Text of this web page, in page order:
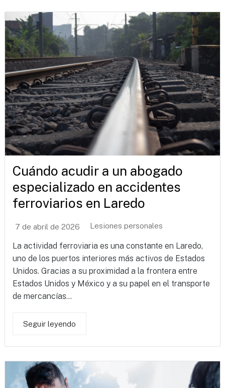
Cuándo acudir a un abogado
especializado en accidentes
ferroviarios en Laredo
7 de abril de 2026 Lesiones personales
La actividad ferroviaria es una constante en Laredo,
uno de los puertos interiores más activos de Estados
Unidos. Gracias a su proximidad a la frontera entre
Estados Unidos y México y a su papel en el transporte
de mercancías...
Seguir leyendo